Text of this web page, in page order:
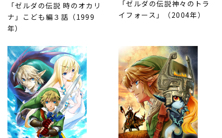
「ゼルダの伝説 時のオカリ
ナ」こども編３話（1999
年）
「ゼルダの伝説神々のトラ
イフォース」（2004年）